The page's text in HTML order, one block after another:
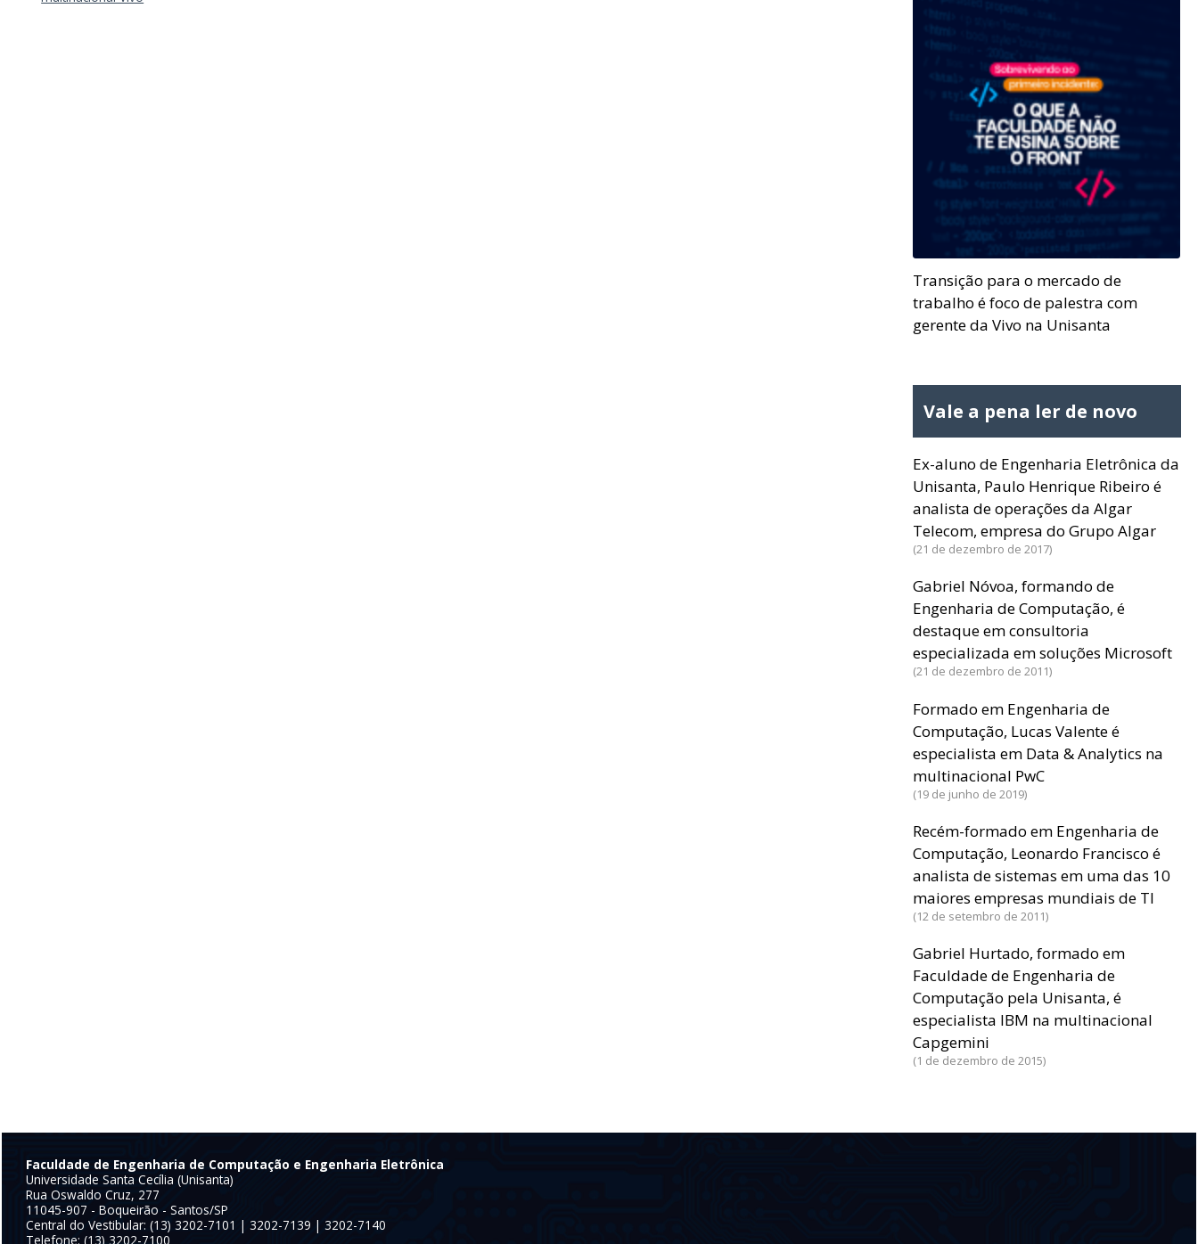
Transição para o mercado de
trabalho é foco de palestra com
gerente da Vivo na Unisanta
Vale a pena ler de novo
Ex-aluno de Engenharia Eletrônica da
Unisanta, Paulo Henrique Ribeiro é
analista de operações da Algar
Telecom, empresa do Grupo Algar
21 de dezembro de 2017
Gabriel Nóvoa, formando de
Engenharia de Computação, é
destaque em consultoria
especializada em soluções Microsoft
21 de dezembro de 2011
Formado em Engenharia de
Computação, Lucas Valente é
especialista em Data & Analytics na
multinacional PwC
19 de junho de 2019
Recém-formado em Engenharia de
Computação, Leonardo Francisco é
analista de sistemas em uma das 10
maiores empresas mundiais de TI
12 de setembro de 2011
Gabriel Hurtado, formado em
Faculdade de Engenharia de
Computação pela Unisanta, é
especialista IBM na multinacional
Capgemini
1 de dezembro de 2015
Faculdade de Engenharia de Computação e Engenharia Eletrônica
Universidade Santa Cecília (Unisanta)
Rua Oswaldo Cruz, 277
11045-907 - Boqueirão - Santos/SP
Central do Vestibular: (13) 3202-7101 | 3202-7139 | 3202-7140
Telefone: (13) 3202-7100